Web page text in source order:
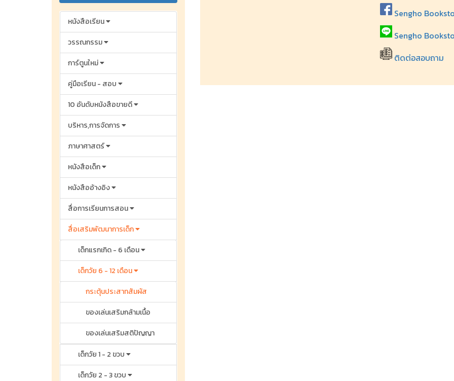
หนังสือเรียน
วรรณกรรม
การ์ตูนใหม่
คู่มือเรียน - สอบ
10 อันดับหนังสือขายดี
บริหาร,การจัดการ
ภาษาศาสตร์
หนังสือเด็ก
หนังสืออ้างอิง
สื่อการเรียนการสอน
สื่อเสริมพัฒนาการเด็ก
เด็กแรกเกิด - 6 เดือน
เด็กวัย 6 - 12 เดือน
กระตุ้นประสาทสัมผัส
ของเล่นเสริมกล้ามเนื้อ
ของเล่นเสริมสติปัญญา
เด็กวัย 1 - 2 ขวบ
เด็กวัย 2 - 3 ขวบ
Sengho
Sengho
ติดต่อสอบถาม